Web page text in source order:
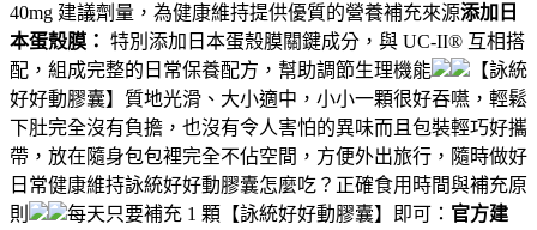
40mg 建議劑量，為健康維持提供優質的營養補充來源添加日
本蛋殼膜： 特別添加日本蛋殼膜關鍵成分，與 UC-II® 互相搭
配，組成完整的日常保養配方，幫助調節生理機能
【詠統
好好動膠囊】質地光滑、大小適中，小小一顆很好吞嚥，輕鬆
下肚完全沒有負擔，也沒有令人害怕的異味而且包裝輕巧好攜
帶，放在隨身包包裡完全不佔空間，方便外出旅行，隨時做好
日常健康維持詠統好好動膠囊怎麼吃？正確食用時間與補充原
則
每天只要補充 1 顆【詠統好好動膠囊】即可： 官方建